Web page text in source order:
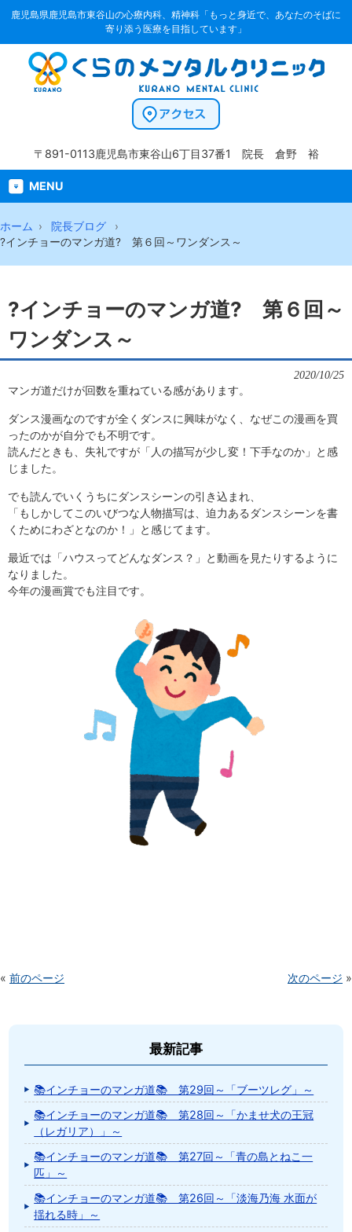
鹿児島県鹿児島市東谷山の心療内科、精神科「もっと身近で、あなたのそばに
寄り添う医療を目指しています」
〒891-0113鹿児島市東谷山6丁目37番1 院長 倉野 裕
MENU
ホーム
院長ブログ
?インチョーのマンガ道? 第６回～ワンダンス～
?インチョーのマンガ道? 第６回～
ワンダンス～
2020/10/25
マンガ道だけが回数を重ねている感があります。
ダンス漫画なのですが全くダンスに興味がなく、なぜこの漫画を買
ったのかが自分でも不明です。
読んだときも、失礼ですが「人の描写が少し変！下手なのか」と感
じました。
でも読んでいくうちにダンスシーンの引き込まれ、
「もしかしてこのいびつな人物描写は、迫力あるダンスシーンを書
くためにわざとなのか！」と感じてます。
最近では「ハウスってどんなダンス？」と動画を見たりするように
なりました。
今年の漫画賞でも注目です。
« 前のページ 次のページ »
最新記事
📚インチョーのマンガ道📚 第29回～「ブーツレグ」～
📚インチョーのマンガ道📚 第28回～「かませ犬の王冠
（レガリア）」～
📚インチョーのマンガ道📚 第27回～「青の島とねこ一
匹」～
📚インチョーのマンガ道📚 第26回～「淡海乃海 水面が
揺れる時」～